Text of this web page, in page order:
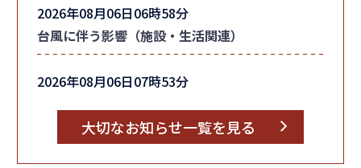
2026年08月06日06時58分
台風に伴う影響（施設・生活関連）
2026年08月06日07時53分
大切なお知らせ一覧を見る